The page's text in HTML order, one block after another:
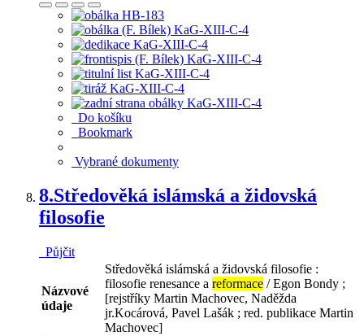
Do košíku
Bookmark
Vybrané dokumenty
8.Středověká islámská a židovská
filosofie
Půjčit
Názvové
údaje
Středověká islámská a židovská filosofie :
filosofie renesance a reformace / Egon Bondy ;
[rejstříky Martin Machovec, Naděžda
jr.Kocárová, Pavel Lašák ; red. publikace Martin
Machovec]